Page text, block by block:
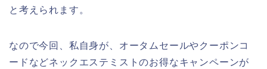
と考えられます。
なので今回、私自身が、オータムセールやクーポンコ
ードなどネックエステミストのお得なキャンペーンが